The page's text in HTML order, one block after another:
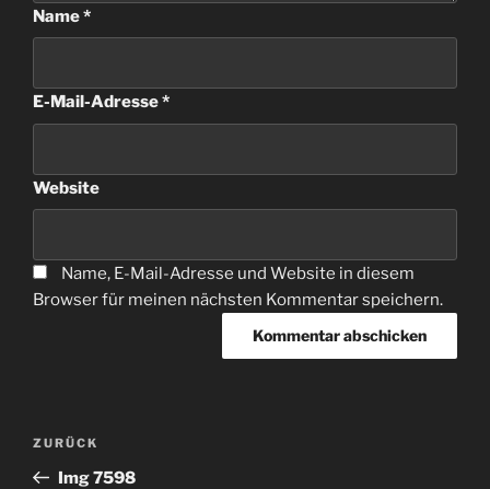
Name*
E-Mail-Adresse*
Website
Name, E-Mail-Adresse und Website in diesem
Browser für meinen nächsten Kommentar speichern.
Beitragsnavigation
Vorheriger
Beitrag
ZURÜCK
Img 7598